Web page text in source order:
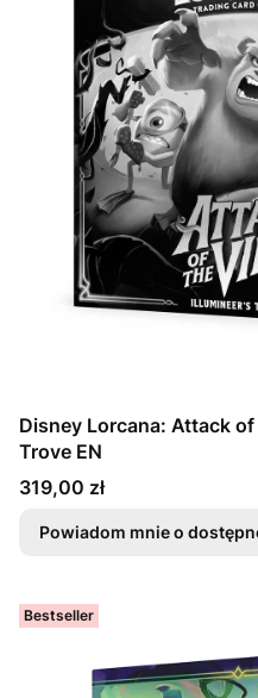
Disney Lorcana: Attack
Trove EN
Cena
319,00 zł
Powiadom mnie o
Bestseller